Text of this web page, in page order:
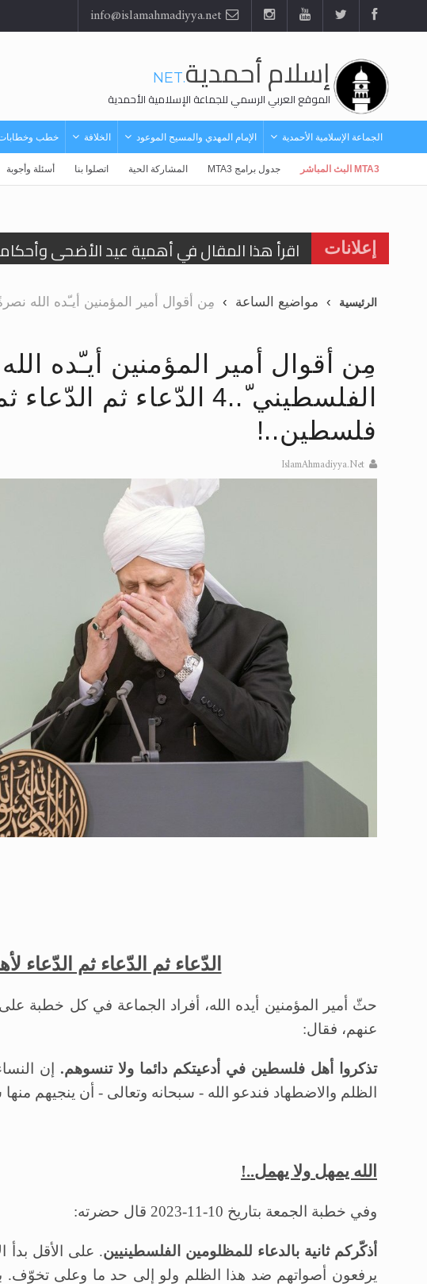
إسلام أحمدية.NET
الموقع العربي الرسمي للجماعة الإسلامية الأحمدية
الجماعة الإسلامية الأحمدية الإمام المهدي والمسيح الموعود الخلافة خطب وخطابات
MTA3 البث المباشر جدول برامج MTA3 المشاركة الحية اتصلوا بنا أسئلة وأجوبة
إعلانات
اقرأ هذا المقال في أهمية عيد الأضحى
تعميم هامّ لأفراد الجماعة >> المزيد
تعميم هامّ لأفراد الجماعة >> المزيد
إعلان هامّ بخصوص الرسائل المرسلة إلى حضرة
للانتقال إلى كافة الردود على القمص زكريا
اقرأ هذا الكتاب وتعرّف على حقيقة الإسراء
عرض مصوَّر لأقوال المستشرقين في خاتم
الحجّ.. دلالات، حِكم، وأهداف >> المزيد
اقرأ هذا المقال في أهمية عيد الأضحى
الرئيسية مواضيع الساعة مِن أقوال أمير المؤمنين أيـّده الله نصرةً للشّعب الفلسطيني ّ..4
مِن أقوال أمير المؤمنين أيـّده
الفلسطيني ّ..4 الدّعاء ثم
فلسطين..!
IslamAhmadiyya.Net
الدّعاء ثم الدّعاء ثم الدّعاء
حثّ أمير المؤمنين أيده الله، أفراد الجماعة في كل خطبة
عنهم، فقال:
تذكروا أهل فلسطين في أدعيتكم دائما ولا تنسوهم. إن
الظلم والاضطهاد فندعو الله - سبحانه وتعالى - أن ينجيهم منها
الله يمهل ولا يهمل..!
وفي خطبة الجمعة بتاريخ 10-11-2023 قال حضرته:
أذكّركم ثانية بالدعاء للمظلومين الفلسطينيين. على الأقل
يرفعون أصواتهم ضد هذا الظلم ولو إلى حد ما وعلى تخوّف.